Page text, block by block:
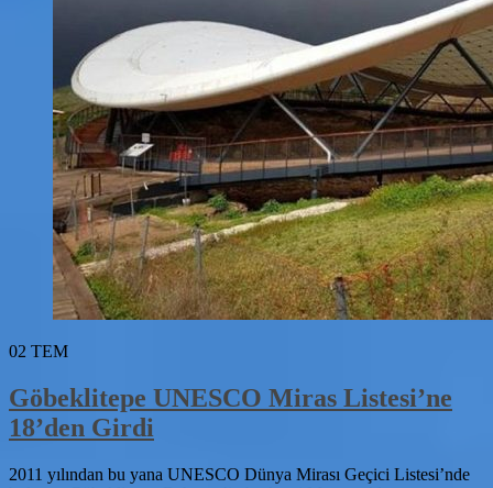
02 TEM
Göbeklitepe UNESCO Miras Listesi’ne
18’den Girdi
2011 yılından bu yana UNESCO Dünya Mirası Geçici Listesi’nde